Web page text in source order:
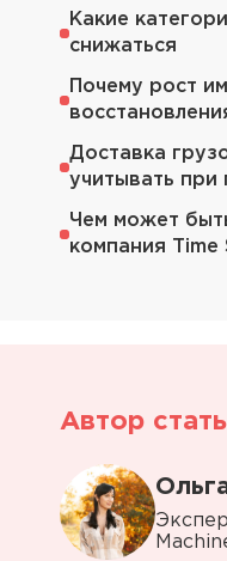
Какие
снижаться
Почему рост
Доставка
учитывать при
Чем может
компания Time
Автор